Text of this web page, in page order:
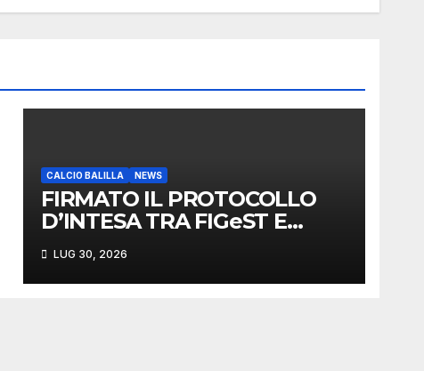
CALCIO BALILLA NEWS
FIRMATO IL PROTOCOLLO
D’INTESA TRA FIGeST E
LEGA NAZIONALE
DILETTANTI
LUG 30, 2026